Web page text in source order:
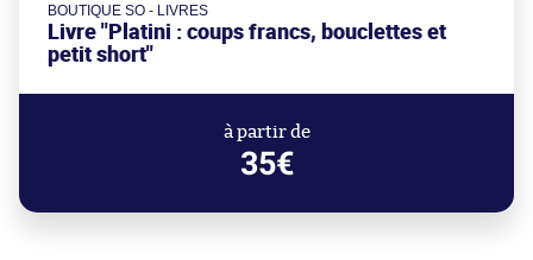
BOUTIQUE SO - LIVRES
Livre "Platini : coups francs, bouclettes et
petit short"
à partir de
35€